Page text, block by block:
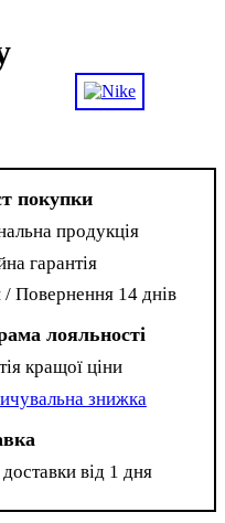
покупки
продукція
гарантія
Повернення 14 днів
лояльності
кращої ціни
знижка
від 1 дня